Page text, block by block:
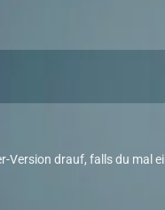
Version drauf, falls du mal